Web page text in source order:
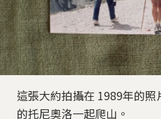
這張大約拍攝在 1989年的
的托尼奧洛一起爬山。